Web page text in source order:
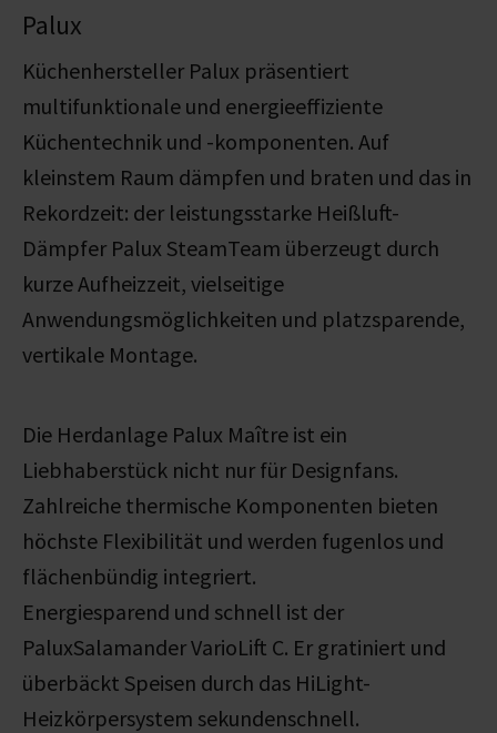
Palux
Küchenhersteller Palux präsentiert
multifunktionale und energieeffiziente
Küchentechnik und -komponenten. Auf
kleinstem Raum dämpfen und braten und das in
Rekordzeit: der leistungsstarke Heißluft-
Dämpfer Palux SteamTeam überzeugt durch
kurze Aufheizzeit, vielseitige
Anwendungsmöglichkeiten und platzsparende,
vertikale Montage.
Die Herdanlage Palux Maître ist ein
Liebhaberstück nicht nur für Designfans.
Zahlreiche thermische Komponenten bieten
höchste Flexibilität und werden fugenlos und
flächenbündig integriert.
Energiesparend und schnell ist der
PaluxSalamander VarioLift C. Er gratiniert und
überbäckt Speisen durch das HiLight-
Heizkörpersystem sekundenschnell.